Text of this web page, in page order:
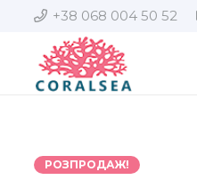
+38 068 004 50 52
РОЗПРОДАЖ!